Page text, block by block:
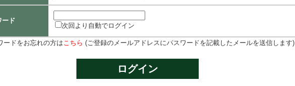
ード
次回より自動でログイン
ードをお忘れの方はこちら (ご登録のメールアドレスにパスワードを記載したメールを送信します)